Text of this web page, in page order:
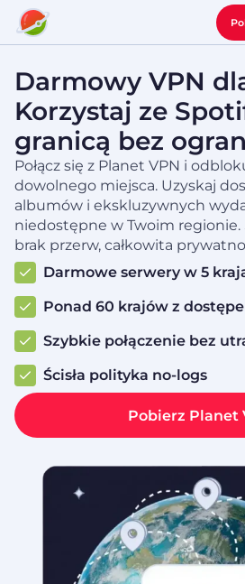
Darmowy VPN
Korzystaj ze
granicą bez
Połącz się z Planet VPN i
dowolnego miejsca. Uzyskaj
albumów i ekskluzywnych
niedostępne w Twoim regionie.
brak przerw, całkowita
Darmowe serwery w 5
Ponad 60 krajów z
Szybkie połączenie bez
Ścisła polityka no-logs
Pobierz Planet